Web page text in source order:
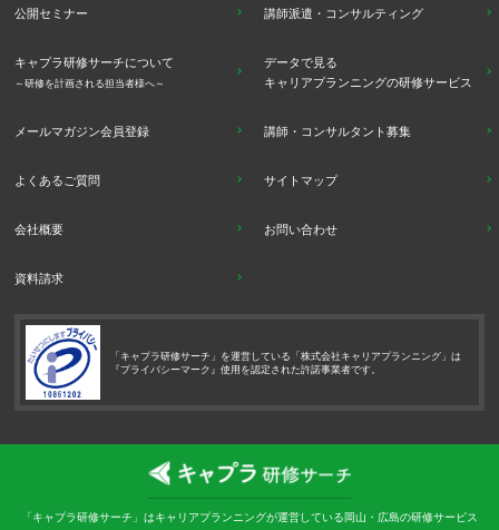
公開セミナー 講師派遣・コンサルティング
キャプラ研修サーチについて
～研修を計画される担当者様へ～
データで見る
キャリアプランニングの研修サービス
メールマガジン会員登録 講師・コンサルタント募集
よくあるご質問 サイトマップ
会社概要 お問い合わせ
資料請求
「キャプラ研修サーチ」を運営している「株式会社キャリアプランニング」は
『プライバシーマーク』使用を認定された許諾事業者です。
「キャプラ研修サーチ」はキャリアプランニングが運営している岡山・広島の研修サービス